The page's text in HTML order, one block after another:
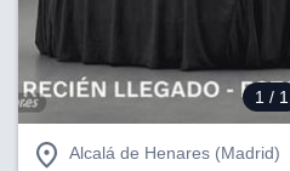
1 / 1
Alcalá de Henares (Madrid)